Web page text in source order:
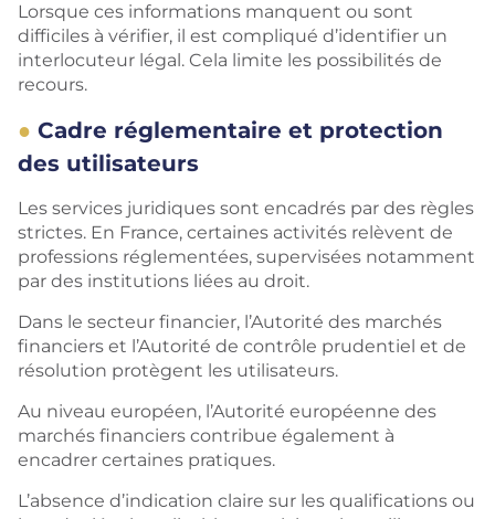
Lorsque ces informations manquent ou sont
difficiles à vérifier, il est compliqué d’identifier un
interlocuteur légal. Cela limite les possibilités de
recours.
Cadre réglementaire et protection
des utilisateurs
Les services juridiques sont encadrés par des règles
strictes. En France, certaines activités relèvent de
professions réglementées, supervisées notamment
par des institutions liées au droit.
Dans le secteur financier, l’Autorité des marchés
financiers et l’Autorité de contrôle prudentiel et de
résolution protègent les utilisateurs.
Au niveau européen, l’Autorité européenne des
marchés financiers contribue également à
encadrer certaines pratiques.
L’absence d’indication claire sur les qualifications ou